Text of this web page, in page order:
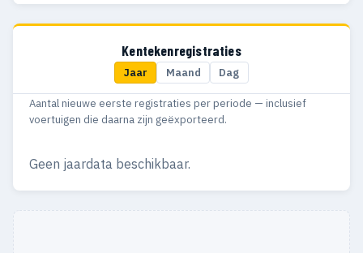
1994 14 1
3
1991 2
1987 5 1
Kentekenregistraties
Jaar Maand Dag
Aantal nieuwe eerste registraties per periode — inclusief
voertuigen die daarna zijn geëxporteerd.
Geen jaardata beschikbaar.